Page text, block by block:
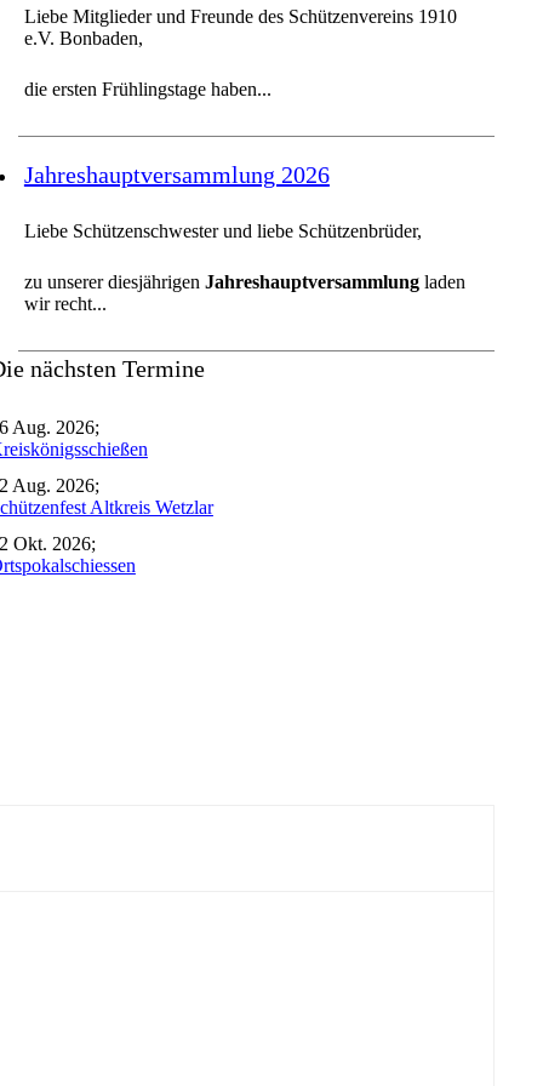
Liebe Mitglieder und Freunde des Schützenvereins 1910
e.V. Bonbaden,
die ersten Frühlingstage haben...
Jahreshauptversammlung 2026
Liebe Schützenschwester und liebe Schützenbrüder,
zu unserer diesjährigen Jahreshauptversammlungladen
wir recht...
nächsten Termine
Aug. 2026;
Aug. 2026;
Altkreis Wetzlar
Okt. 2026;